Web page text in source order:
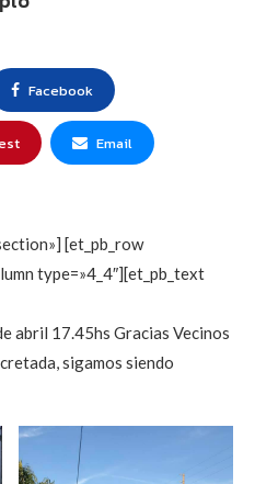
Facebook
Email
[et_pb_row
type=»4_4″][et_pb_text
abril 17.45hs Gracias Vecinos
sigamos siendo